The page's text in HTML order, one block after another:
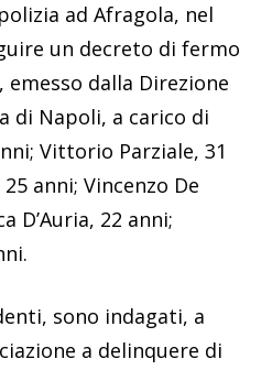
ad Afragola, nel
un decreto di fermo
dalla Direzione
di Napoli, a carico di
Vittorio Parziale, 31
anni; Vincenzo De
D’Auria, 22 anni;
sono indagati, a
a delinquere di